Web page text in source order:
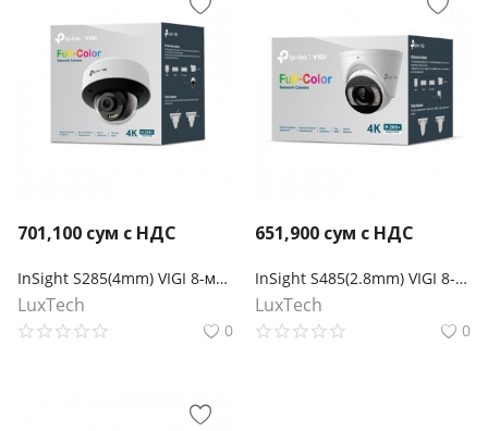
701,100 сум с НДС
InSight S285(4mm) VIGI 8-мегапиксельная полноцветная купольная сетевая камера
LuxTech
0
651,900 сум с НДС
InSight S485(2.8mm) VIGI 8-мегапиксельная полноцветная турельная сетевая камера
LuxTech
0